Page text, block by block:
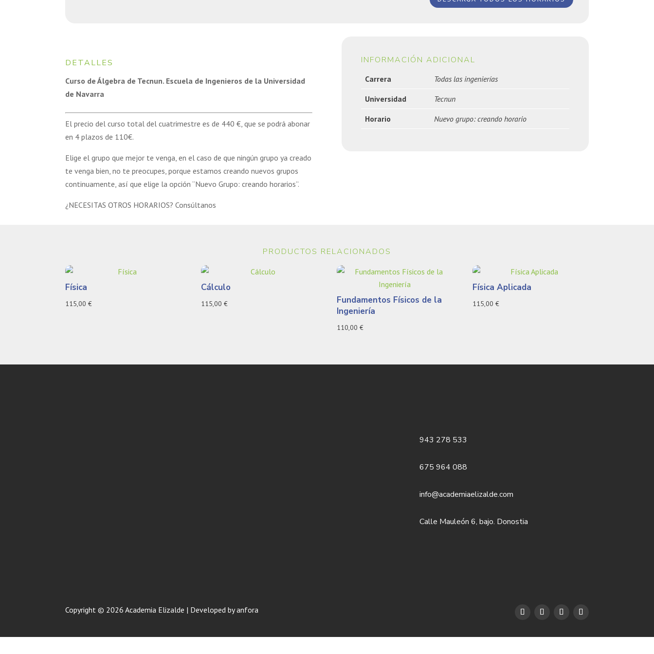
DETALLES
Curso de Álgebra de Tecnun. Escuela de Ingenieros de la Universidad
de Navarra
El precio del curso total del cuatrimestre es de 440 €, que se podrá abonar
en 4 plazos de 110€.
Elige el grupo que mejor te venga, en el caso de que ningún grupo ya creado
te venga bien, no te preocupes, porque estamos creando nuevos grupos
continuamente, así que elige la opción “Nuevo Grupo: creando horarios”.
¿NECESITAS OTROS HORARIOS? Consúltanos
INFORMACIÓN ADICIONAL
Carrera Todas las ingenierías
Universidad Tecnun
Horario Nuevo grupo: creando horario
PRODUCTOS RELACIONADOS
Física
115,00€
Cálculo
115,00€
Fundamentos Físicos de la
Ingeniería
110,00€
Física Aplicada
115,00€
943 278 533
675 964 088
info@academiaelizalde.com
Calle Mauleón 6, bajo. Donostia
Copyright © 2026 Academia Elizalde | Developed by anfora